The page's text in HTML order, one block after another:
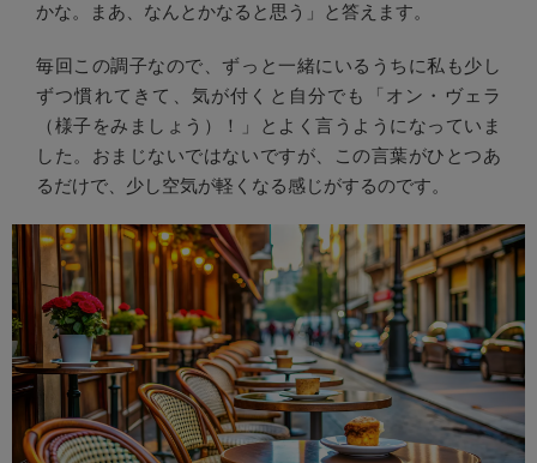
かな。まあ、なんとかなると思う」と答えます。
毎回この調子なので、ずっと一緒にいるうちに私も少し
ずつ慣れてきて、気が付くと自分でも「オン・ヴェラ
（様子をみましょう）！」とよく言うようになっていま
した。おまじないではないですが、この言葉がひとつあ
るだけで、少し空気が軽くなる感じがするのです。